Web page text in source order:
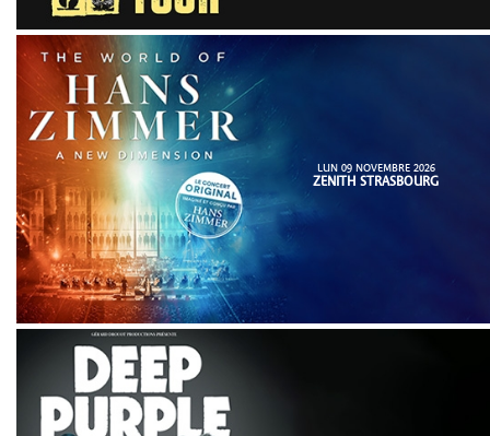
LUN 09 NOVEMBRE 2026
ZENITH STRASBOURG